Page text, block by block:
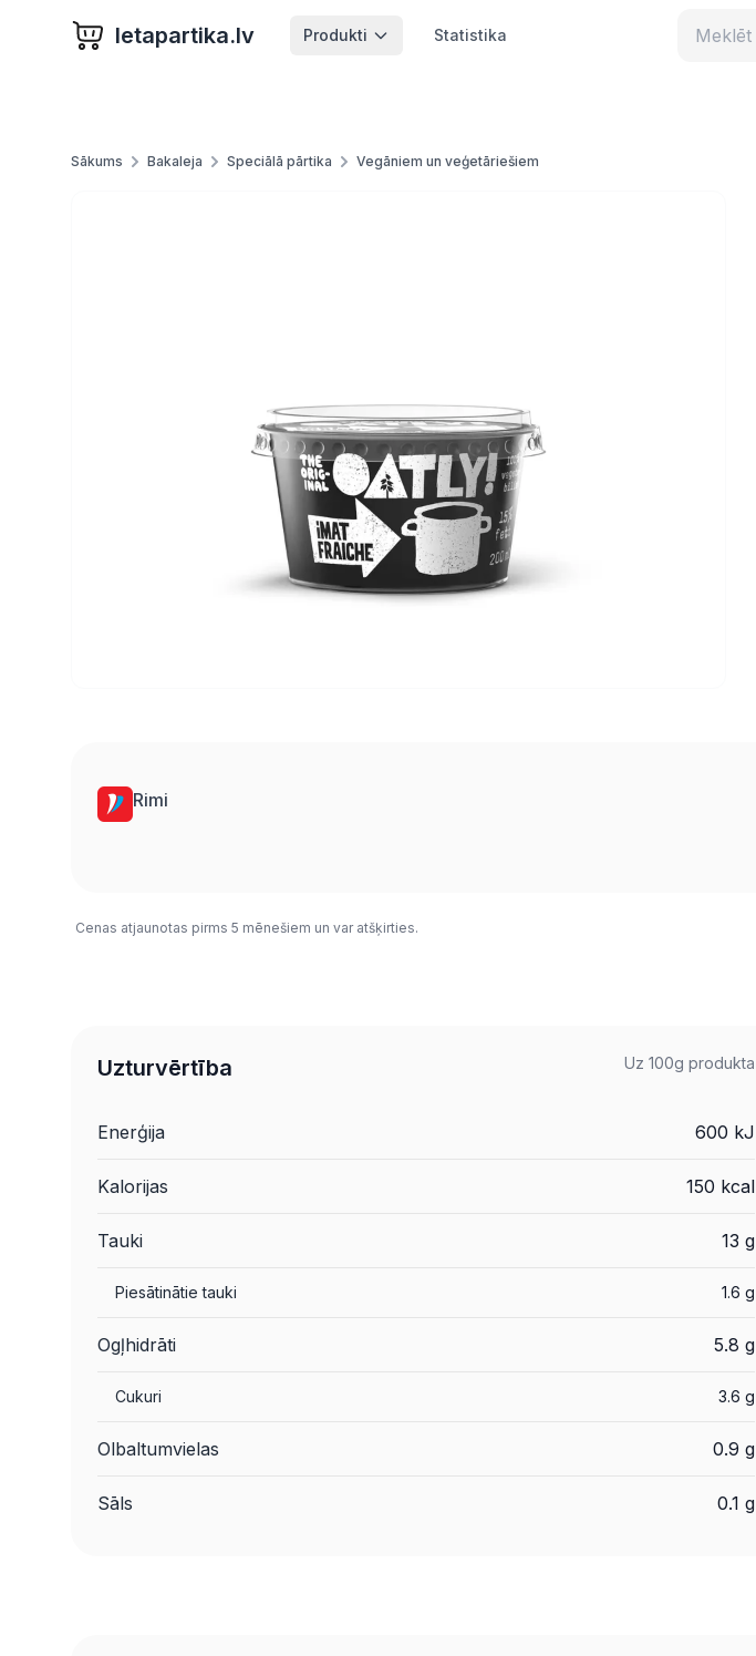
letapartika.lv Produkti Statistika
Sākums Bakaleja Speciālā pārtika Vegāniem un veģetāriešiem
Rimi
Cenas atjaunotas pirms 5 mēnešiem un var atšķirties.
Uzturvērtība Uz 100g produkta
Enerģija 600 kJ
Kalorijas 150 kcal
Tauki 13 g
Piesātinātie tauki 1.6 g
Ogļhidrāti 5.8 g
Cukuri 3.6 g
Olbaltumvielas 0.9 g
Sāls 0.1 g